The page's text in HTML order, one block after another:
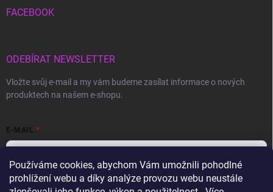
Používáme cookies, abychom Vám umožnili pohodlné
prohlížení webu a díky analýze provozu webu neustále
FACEBOOK
ODEBÍRAT NEWSLETTER
Vložte svůj e-mail a my vám budeme zasílat informace o nových
produktech na našem e-shopu.
E-MAIL
Vložením e-mailu souhlasíte spodmínkami ochrany osobních údajů